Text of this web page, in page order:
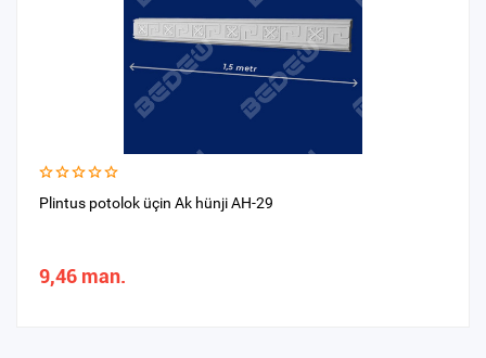
Plintus potolok üçin Ak hünji AH-29
9,46 man.